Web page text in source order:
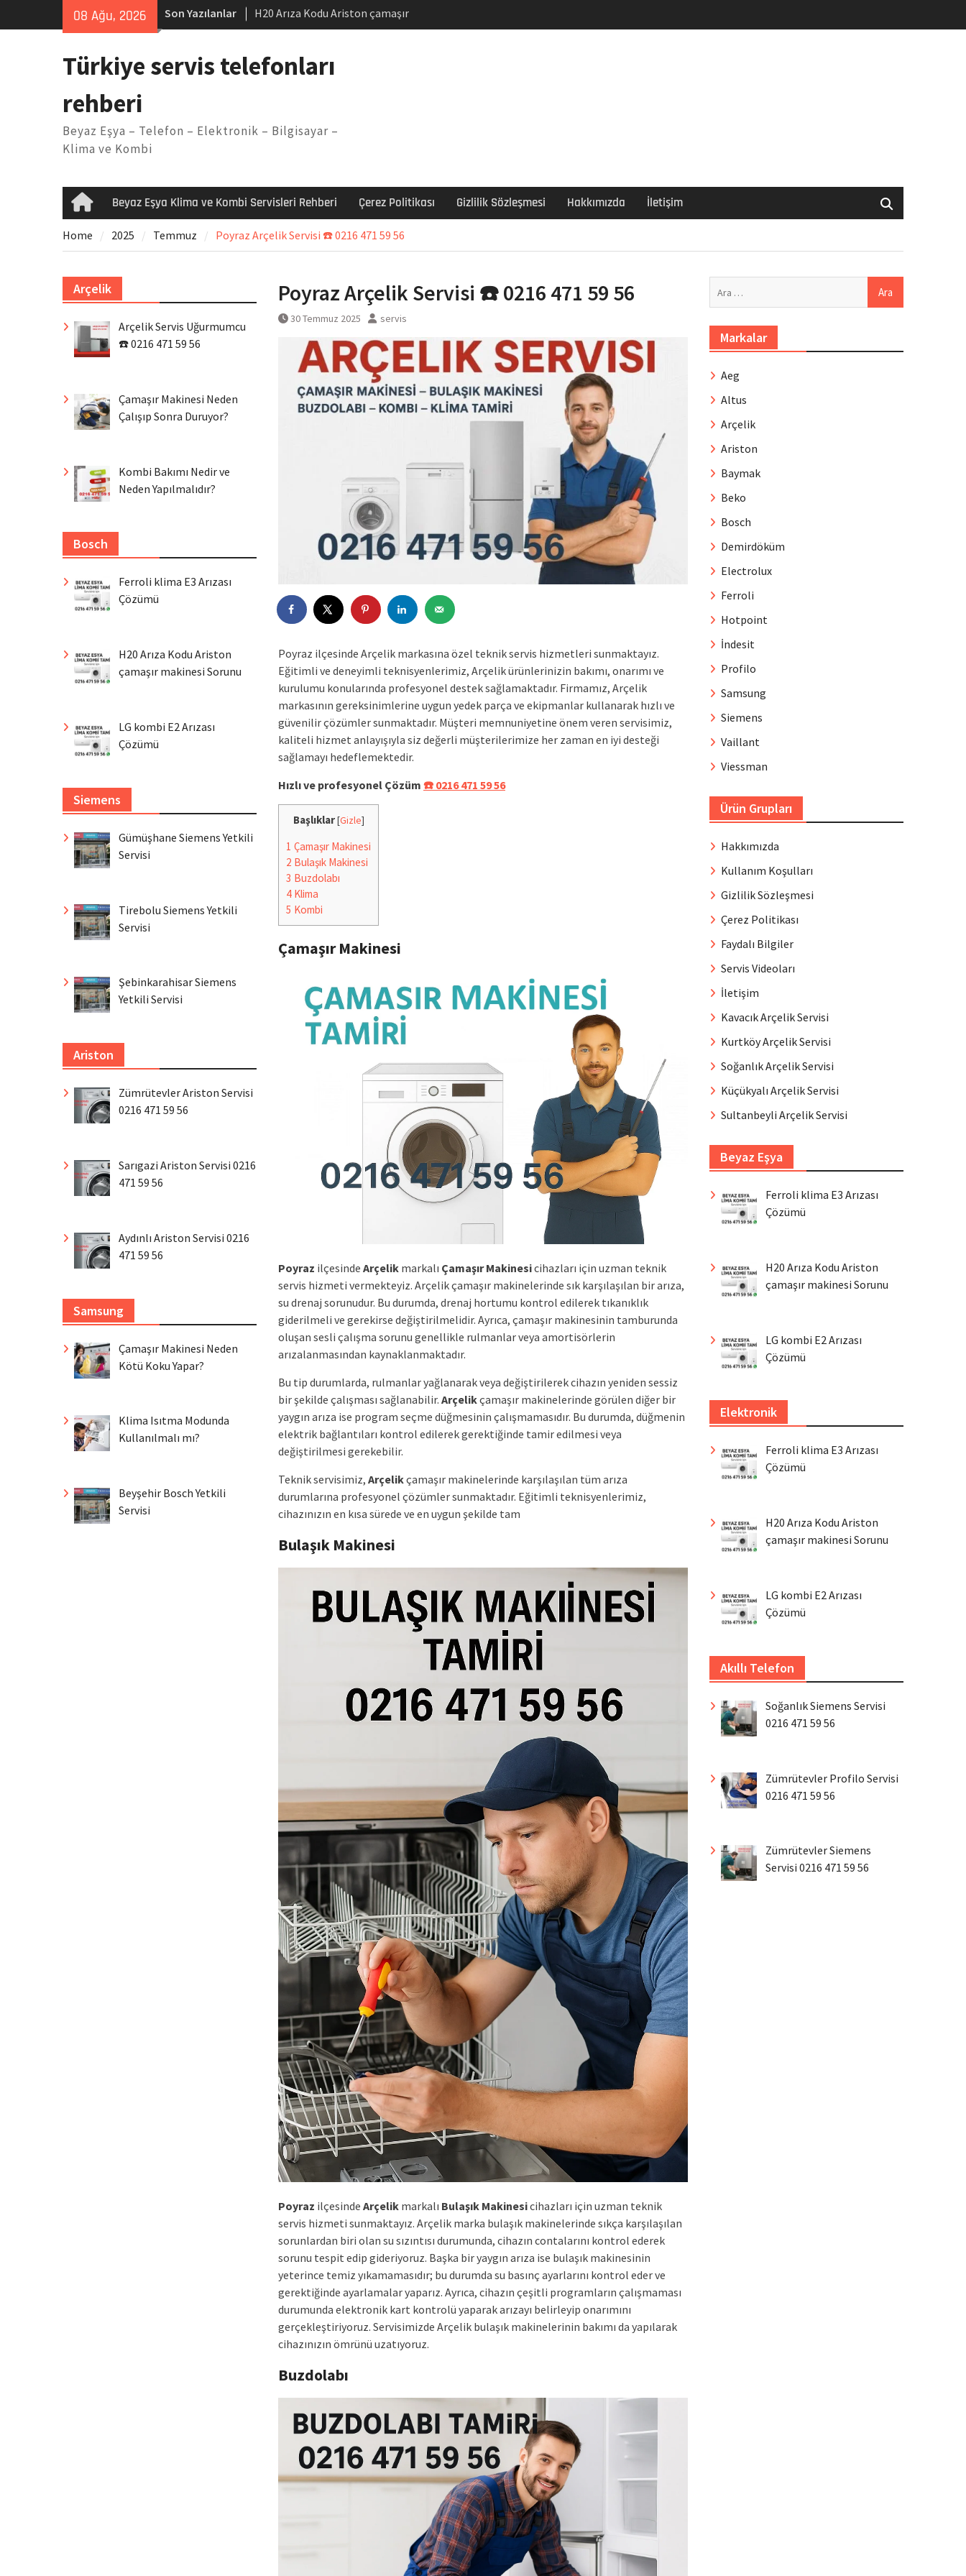
08 Ağu, 2026 Son Yazılanlar
H20 Arıza Kodu Ariston çamaşır
makinesi Sorunu
Arçelik buzdolabı F5 Hatası Çözüm
Ferroli klima E3 Arızası Çözümü
Türkiye servis telefonları
rehberi
Beyaz Eşya – Telefon – Elektronik – Bilgisayar –
Klima ve Kombi
HomeBeyaz Eşya Klima ve Kombi Servisleri Rehberi Çerez Politikası Gizlilik Sözleşmesi Hakkımızda İletişim
Home 2025 Temmuz Poyraz Arçelik Servisi ☎️ 0216 471 59 56
Poyraz Arçelik Servisi ☎️ 0216 471 59 56
30 Temmuz 2025 servis
Poyraz ilçesinde Arçelik markasına özel teknik servis hizmetleri sunmaktayız.
Eğitimli ve deneyimli teknisyenlerimiz, Arçelik ürünlerinizin bakımı, onarımı ve
kurulumu konularında profesyonel destek sağlamaktadır. Firmamız, Arçelik
markasının gereksinimlerine uygun yedek parça ve ekipmanlar kullanarak hızlı ve
güvenilir çözümler sunmaktadır. Müşteri memnuniyetine önem veren servisimiz,
kaliteli hizmet anlayışıyla siz değerli müşterilerimize her zaman en iyi desteği
sağlamayı hedeflemektedir.
Hızlı ve profesyonel Çözüm ☎️ 0216 471 59 56
Başlıklar [Gizle]
1 Çamaşır Makinesi
2 Bulaşık Makinesi
3 Buzdolabı
4 Klima
5 Kombi
Çamaşır Makinesi
Poyraz ilçesinde Arçelik markalı Çamaşır Makinesicihazları için uzman teknik
servis hizmeti vermekteyiz. Arçelik çamaşır makinelerinde sık karşılaşılan bir arıza,
su drenaj sorunudur. Bu durumda, drenaj hortumu kontrol edilerek tıkanıklık
giderilmeli ve gerekirse değiştirilmelidir. Ayrıca, çamaşır makinesinin tamburunda
oluşan sesli çalışma sorunu genellikle rulmanlar veya amortisörlerin
arızalanmasından kaynaklanmaktadır.
Bu tip durumlarda, rulmanlar yağlanarak veya değiştirilerek cihazın yeniden sessiz
bir şekilde çalışması sağlanabilir. Arçelikçamaşır makinelerinde görülen diğer bir
yaygın arıza ise program seçme düğmesinin çalışmamasıdır. Bu durumda, düğmenin
elektrik bağlantıları kontrol edilerek gerektiğinde tamir edilmesi veya
değiştirilmesi gerekebilir.
Teknik servisimiz, Arçelikçamaşır makinelerinde karşılaşılan tüm arıza
durumlarına profesyonel çözümler sunmaktadır. Eğitimli teknisyenlerimiz,
cihazınızın en kısa sürede ve en uygun şekilde tam
Bulaşık Makinesi
Poyraz ilçesinde Arçelik markalı Bulaşık Makinesicihazları için uzman teknik
servis hizmeti sunmaktayız. Arçelik marka bulaşık makinelerinde sıkça karşılaşılan
sorunlardan biri olan su sızıntısı durumunda, cihazın contalarını kontrol ederek
sorunu tespit edip gideriyoruz. Başka bir yaygın arıza ise bulaşık makinesinin
yeterince temiz yıkamamasıdır; bu durumda su basınç ayarlarını kontrol eder ve
gerektiğinde ayarlamalar yaparız. Ayrıca, cihazın çeşitli programların çalışmaması
durumunda elektronik kart kontrolü yaparak arızayı belirleyip onarımını
gerçekleştiriyoruz. Servisimizde Arçelik bulaşık makinelerinin bakımı da yapılarak
cihazınızın ömrünü uzatıyoruz.
Buzdolabı
Markalar
Aeg
Altus
Arçelik
Ariston
Baymak
Beko
Bosch
Demirdöküm
Electrolux
Ferroli
Hotpoint
İndesit
Profilo
Samsung
Siemens
Vaillant
Viessman
Ürün Grupları
Hakkımızda
Kullanım Koşulları
Gizlilik Sözleşmesi
Çerez Politikası
Faydalı Bilgiler
Servis Videoları
İletişim
Kavacık Arçelik Servisi
Kurtköy Arçelik Servisi
Soğanlık Arçelik Servisi
Küçükyalı Arçelik Servisi
Sultanbeyli Arçelik Servisi
Beyaz Eşya
Ferroli klima E3 Arızası
Çözümü
H20 Arıza Kodu Ariston
çamaşır makinesi Sorunu
LG kombi E2 Arızası
Çözümü
Elektronik
Ferroli klima E3 Arızası
Çözümü
H20 Arıza Kodu Ariston
çamaşır makinesi Sorunu
LG kombi E2 Arızası
Çözümü
Akıllı Telefon
Soğanlık Siemens Servisi
0216 471 59 56
Zümrütevler Profilo Servisi
0216 471 59 56
Zümrütevler Siemens
Servisi 0216 471 59 56
Arçelik
Arçelik Servis Uğurmumcu
☎️ 0216 471 59 56
Çamaşır Makinesi Neden
Çalışıp Sonra Duruyor?
Kombi Bakımı Nedir ve
Neden Yapılmalıdır?
Bosch
Ferroli klima E3 Arızası
Çözümü
H20 Arıza Kodu Ariston
çamaşır makinesi Sorunu
LG kombi E2 Arızası
Çözümü
Siemens
Gümüşhane Siemens Yetkili
Servisi
Tirebolu Siemens Yetkili
Servisi
Şebinkarahisar Siemens
Yetkili Servisi
Ariston
Zümrütevler Ariston Servisi
0216 471 59 56
Sarıgazi Ariston Servisi 0216
471 59 56
Aydınlı Ariston Servisi 0216
471 59 56
Samsung
Çamaşır Makinesi Neden
Kötü Koku Yapar?
Klima Isıtma Modunda
Kullanılmalı mı?
Beyşehir Bosch Yetkili
Servisi